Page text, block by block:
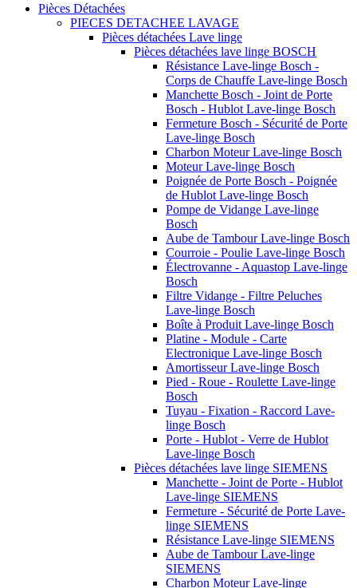
Pièces Détachées
PIECES DETACHEE LAVAGE
Pièces détachées Lave linge
Pièces détachées lave linge BOSCH
Résistance Lave-linge Bosch -
Corps de Chauffe Lave-linge Bosch
Manchette Bosch - Joint de Porte
Bosch - Hublot Lave-linge Bosch
Fermeture Bosch - Sécurité de Porte
Lave-linge Bosch
Charbon Moteur Lave-linge Bosch
Moteur Lave-linge Bosch
Poignée de Porte Bosch - Poignée
de Hublot Lave-linge Bosch
Pompe de Vidange Lave-linge
Bosch
Aube de Tambour Lave-linge Bosch
Courroie - Poulie Lave-linge Bosch
Électrovanne - Aquastop Lave-linge
Bosch
Filtre Vidange - Filtre Peluches
Lave-linge Bosch
Boîte à Produit Lave-linge Bosch
Platine - Module - Carte
Electronique Lave-linge Bosch
Amortisseur Lave-linge Bosch
Pied - Roue - Roulette Lave-linge
Bosch
Tuyau - Fixation - Raccord Lave-
linge Bosch
Porte - Hublot - Verre de Hublot
Lave-linge Bosch
Pièces détachées lave linge SIEMENS
Manchette - Joint de Porte - Hublot
Lave-linge SIEMENS
Fermeture - Sécurité de Porte Lave-
linge SIEMENS
Résistance Lave-linge SIEMENS
Aube de Tambour Lave-linge
SIEMENS
Charbon Moteur Lave-linge